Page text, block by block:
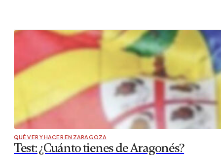
QUÉ VER Y HACER EN ZARAGOZA
Test: ¿Cuánto tienes de Aragonés?